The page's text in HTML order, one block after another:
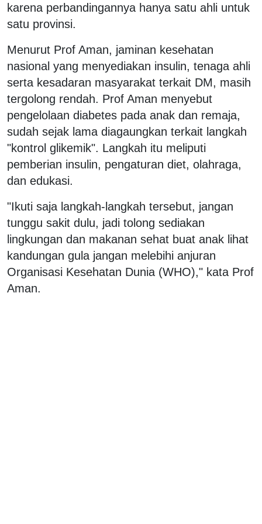
karena perbandingannya hanya satu ahli untuk
satu provinsi.
Menurut Prof Aman, jaminan kesehatan
nasional yang menyediakan insulin, tenaga ahli
serta kesadaran masyarakat terkait DM, masih
tergolong rendah. Prof Aman menyebut
pengelolaan diabetes pada anak dan remaja,
sudah sejak lama diagaungkan terkait langkah
"kontrol glikemik". Langkah itu meliputi
pemberian insulin, pengaturan diet, olahraga,
dan edukasi.
"Ikuti saja langkah-langkah tersebut, jangan
tunggu sakit dulu, jadi tolong sediakan
lingkungan dan makanan sehat buat anak lihat
kandungan gula jangan melebihi anjuran
Organisasi Kesehatan Dunia (WHO)," kata Prof
Aman.